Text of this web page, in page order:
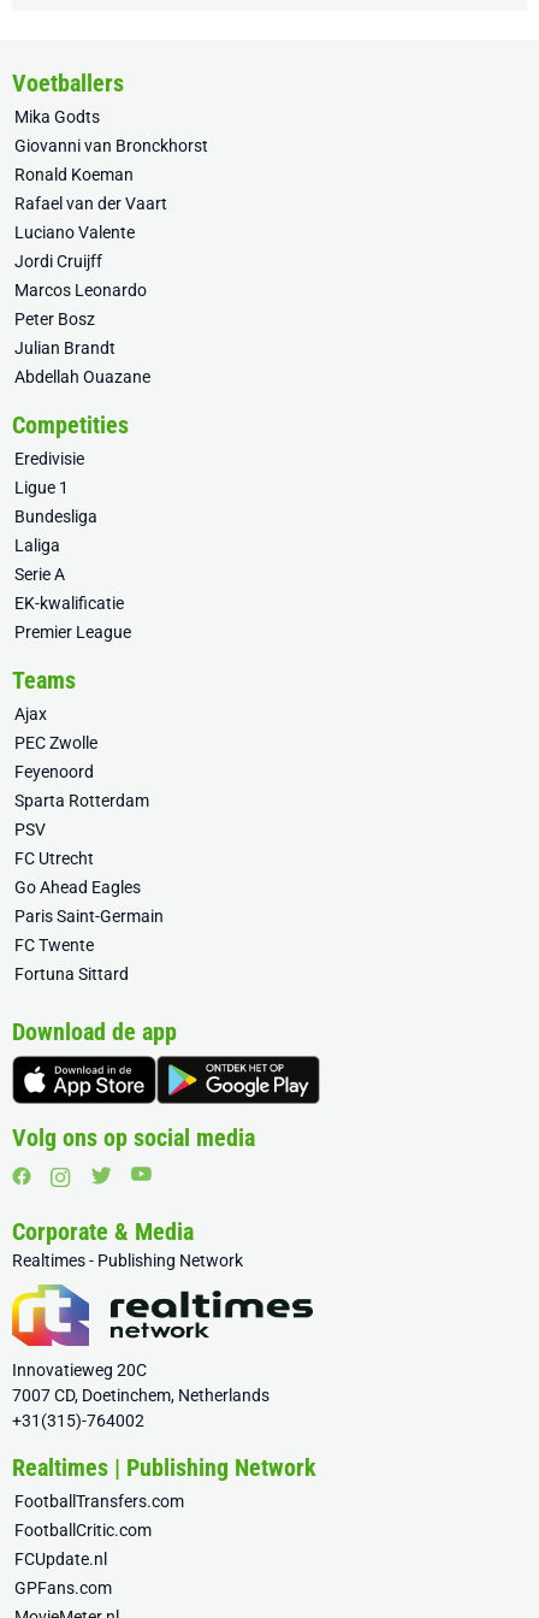
Voetballers
Mika Godts
Giovanni van Bronckhorst
Ronald Koeman
Rafael van der Vaart
Luciano Valente
Jordi Cruijff
Marcos Leonardo
Peter Bosz
Julian Brandt
Abdellah Ouazane
Competities
Eredivisie
Ligue 1
Bundesliga
Laliga
Serie A
EK-kwalificatie
Premier League
Teams
Ajax
PEC Zwolle
Feyenoord
Sparta Rotterdam
PSV
FC Utrecht
Go Ahead Eagles
Paris Saint-Germain
FC Twente
Fortuna Sittard
Download de app
Volg ons op social media
Corporate & Media
Realtimes - Publishing Network
Innovatieweg 20C
7007 CD, Doetinchem, Netherlands
+31(315)-764002
Realtimes | Publishing Network
FootballTransfers.com
FootballCritic.com
FCUpdate.nl
GPFans.com